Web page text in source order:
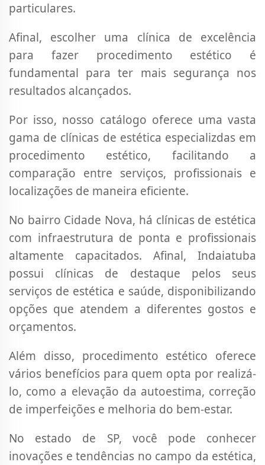
particulares.
Afinal, escolher uma clínica de excelência
para fazer procedimento estético é
fundamental para ter mais segurança nos
resultados alcançados.
Por isso, nosso catálogo oferece uma vasta
gama de clínicas de estética especializdas em
procedimento estético, facilitando a
comparação entre serviços, profissionais e
localizações de maneira eficiente.
No bairro Cidade Nova, há clínicas de estética
com infraestrutura de ponta e profissionais
altamente capacitados. Afinal, Indaiatuba
possui clínicas de destaque pelos seus
serviços de estética e saúde, disponibilizando
opções que atendem a diferentes gostos e
orçamentos.
Além disso, procedimento estético oferece
vários benefícios para quem opta por realizá-
lo, como a elevação da autoestima, correção
de imperfeições e melhoria do bem-estar.
No estado de SP, você pode conhecer
inovações e tendências no campo da estética,